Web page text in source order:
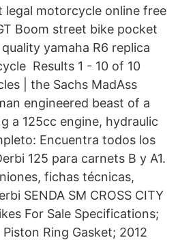
motorcycle online free
Boom street bike pocket
yamaha R6 replica
Results 1 - 10 of 10
| the Sachs MadAss
engineered beast of a
a 125cc engine, hydraulic
Encuentra todos los
125 para carnets B y A1.
fichas técnicas,
SENDA SM CROSS CITY
For Sale Specifications;
Ring Gasket; 2012